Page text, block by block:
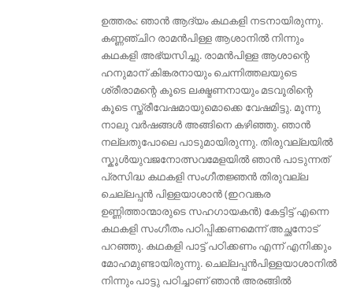
ഉത്തരം: ഞാന്‍ ആദ്യം കഥകളി നടനായിരുന്നു.
കണ്ണഞ്ചിറ രാമന്‍പിള്ള ആശാനില്‍ നിന്നും
കഥകളി അഭ്യസിച്ചു. രാമന്‍പിള്ള ആശാന്റെ
ഹനുമാന് കിങ്കരനായും ചെന്നിത്തലയുടെ
ശ്രീരാമന്റെ കൂടെ ലക്ഷ്മണനായും മടവൂരിന്റെ
കൂടെ സ്ത്രീവേഷമായുമൊക്കെ വേഷമിട്ടു. മൂന്നു
നാലു വര്‍ഷങ്ങള്‍ അങ്ങിനെ കഴിഞ്ഞു. ഞാന്‍
നല്ലതുപോലെ പാടുമായിരുന്നു. തിരുവല്ലയില്‍
സ്കൂള്‍യുവജനോത്സവമേളയില്‍ ഞാന്‍ പാടുന്നത്
പ്രസിദ്ധ കഥകളി സംഗീതജ്ഞൻ തിരുവല്ല
ചെല്ലപ്പന്‍ പിള്ളയാശാന്‍ (ഇറവങ്കര
ഉണ്ണിത്താന്മാരുടെ സഹഗായകൻ) കേട്ടിട്ട് എന്നെ
കഥകളി സംഗീതം പഠിപ്പിക്കണമെന്ന് അച്ഛനോട്
പറഞ്ഞു. കഥകളി പാട്ട് പഠിക്കണം എന്ന് എനിക്കും
മോഹമുണ്ടായിരുന്നു. ചെല്ലപ്പന്‍പിള്ളയാശാനിൽ
നിന്നും പാട്ടു പഠിച്ചാണ് ഞാന്‍ അരങ്ങില്‍